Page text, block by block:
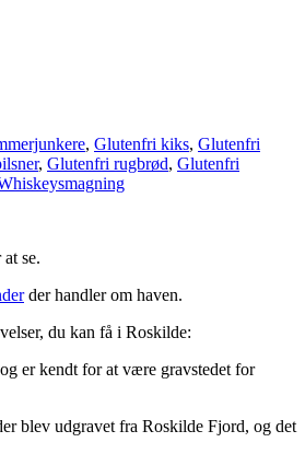
, Glutenfri kiks, Glutenfri
, Glutenfri rugbrød, Glutenfri
se.
der handler om haven.
du kan få i Roskilde:
er kendt for at være gravstedet for
blev udgravet fra Roskilde Fjord, og det